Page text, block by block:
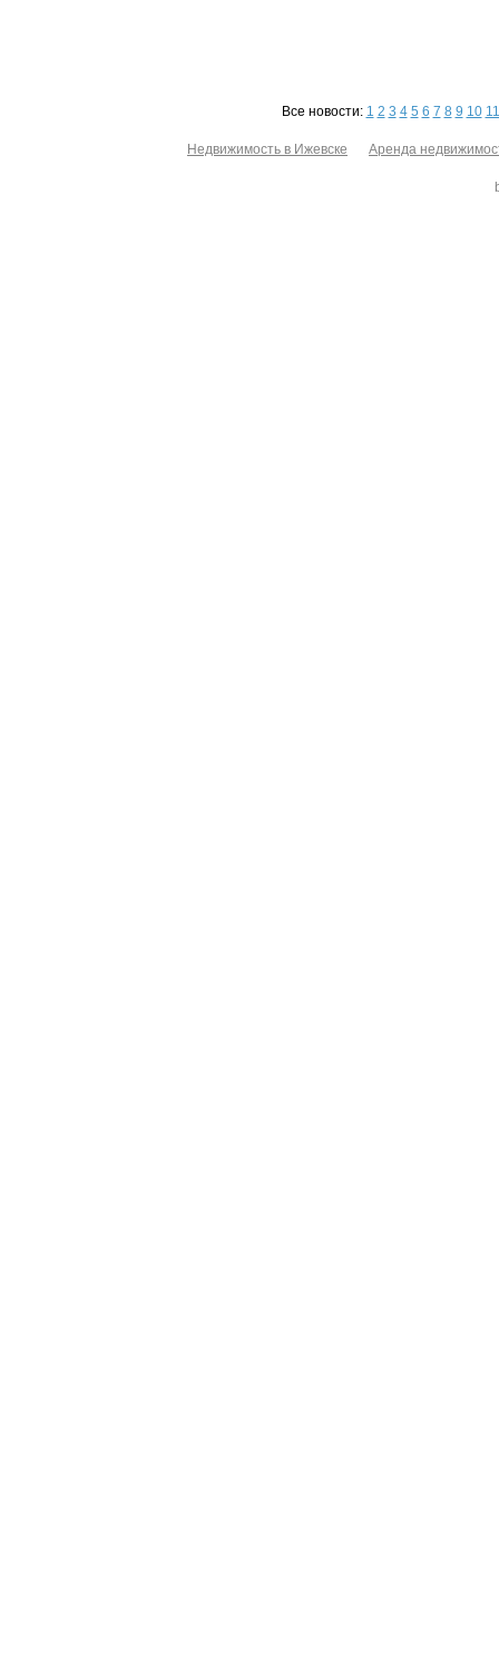
Все новости: 1 2 3 4 5 6 7 8 9 10 11
Недвижимость в Ижевске Аренда